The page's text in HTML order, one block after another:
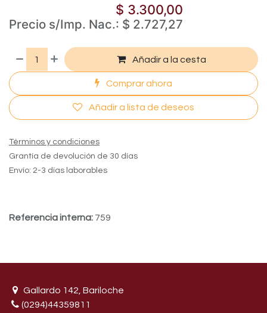
$ 3.300,00
Precio s/Imp. Nac.: $ 2.727,27
Añadir a la cesta
Comprar ahora
Añadir a lista de deseos
Términos y condiciones
Grantía de devolución de 30 días
Envío: 2-3 días laborables
Referencia interna: 759
Gallardo 142, Bariloche
(0294)44359811